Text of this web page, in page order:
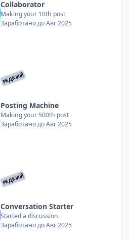
Collaborator
Making your 10th post
Заработано до Авг 2025
РЕДКИЙ
Posting Machine
Making your 500th post
Заработано до Авг 2025
РЕДКИЙ
Conversation Starter
Started a discussion
Заработано до Авг 2025